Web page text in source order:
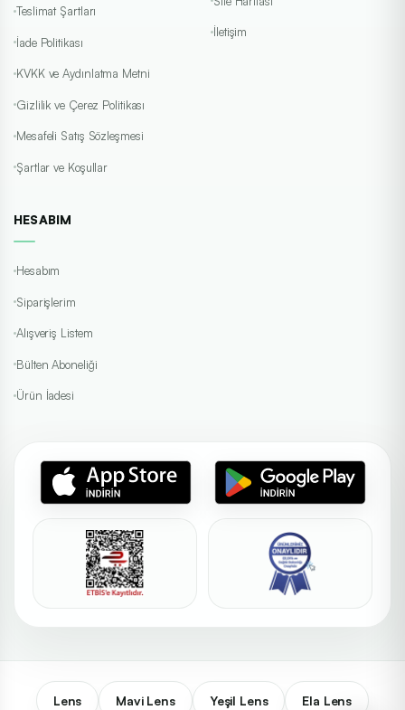
Teslimat Şartları
İade Politikası
KVKK ve Aydınlatma Metni
Gizlilik ve Çerez Politikası
Mesafeli Satış Sözleşmesi
Şartlar ve Koşullar
İletişim
HESABIM
Hesabım
Siparişlerim
Alışveriş Listem
Bülten Aboneliği
Ürün İadesi
Lens Mavi Lens Yeşil Lens Ela Lens